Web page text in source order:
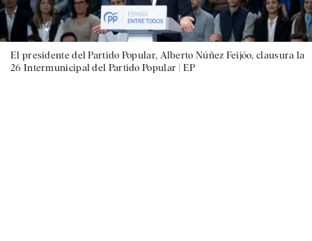
El presidente del Partido Popular, Alberto Núñez Feijóo, clausura la
26 Intermunicipal del Partido Popular |EP